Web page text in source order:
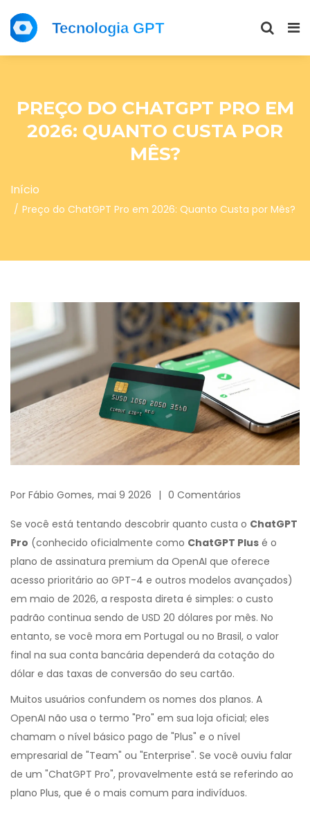
PREÇO DO CHATGPT PRO EM
2026: QUANTO CUSTA POR
MÊS?
Início
Preço do ChatGPT Pro em 2026: Quanto Custa por Mês?
Por Fábio Gomes, mai 9 2026 0 Comentários
Se você está tentando descobrir quanto custa o ChatGPT
Pro (conhecido oficialmente como ChatGPT Plus é o
plano de assinatura premium da OpenAI que oferece
acesso prioritário ao GPT-4 e outros modelos avançados)
em maio de 2026, a resposta direta é simples: o custo
padrão continua sendo de USD 20 dólares por mês. No
entanto, se você mora em Portugal ou no Brasil, o valor
final na sua conta bancária dependerá da cotação do
dólar e das taxas de conversão do seu cartão.
Muitos usuários confundem os nomes dos planos. A
OpenAI não usa o termo "Pro" em sua loja oficial; eles
chamam o nível básico pago de "Plus" e o nível
empresarial de "Team" ou "Enterprise". Se você ouviu falar
de um "ChatGPT Pro", provavelmente está se referindo ao
plano Plus, que é o mais comum para indivíduos.